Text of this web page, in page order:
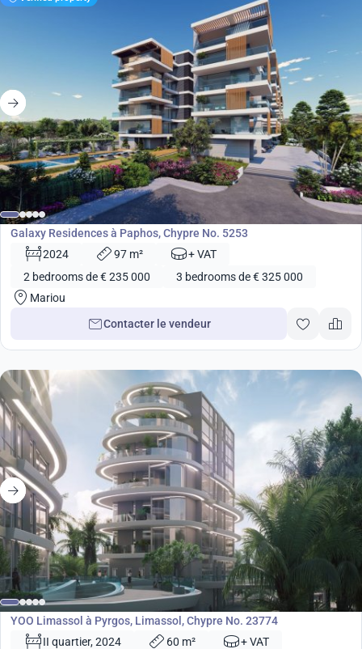
de€235 000
Développement
Galaxy Residences à Paphos, Chypre No. 5253
2024
97 m²
+ VAT
2 bedrooms de € 235 000
3 bedrooms de € 325 000
Mariou
Contacter le vendeur
de€660 000
Développement
YOO Limassol à Pyrgos, Limassol, Chypre No. 23774
II quartier, 2024
60 m²
+ VAT